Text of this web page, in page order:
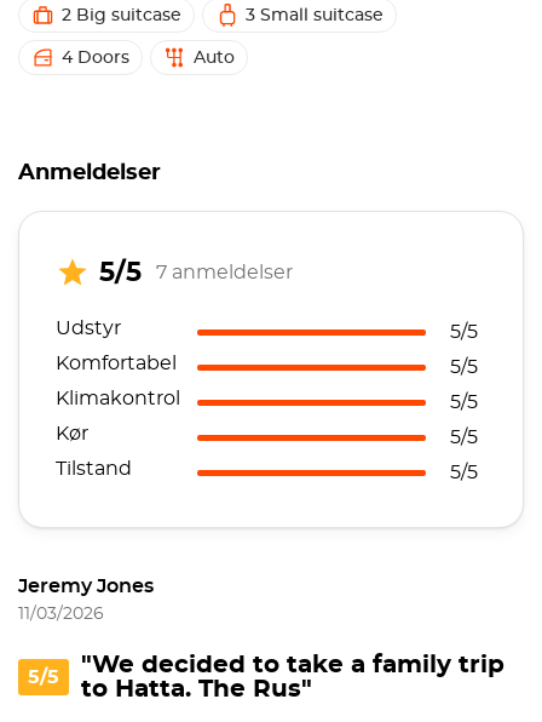
2 Big suitcase 3 Small suitcase
4 Doors Auto
Anmeldelser
5/5 7 anmeldelser
Udstyr
5/5
Komfortabel
5/5
Klimakontrol
5/5
Kør
5/5
Tilstand
5/5
Jeremy Jones
11/03/2026
5/5
"We decided to take a family trip
to Hatta. The Rus"